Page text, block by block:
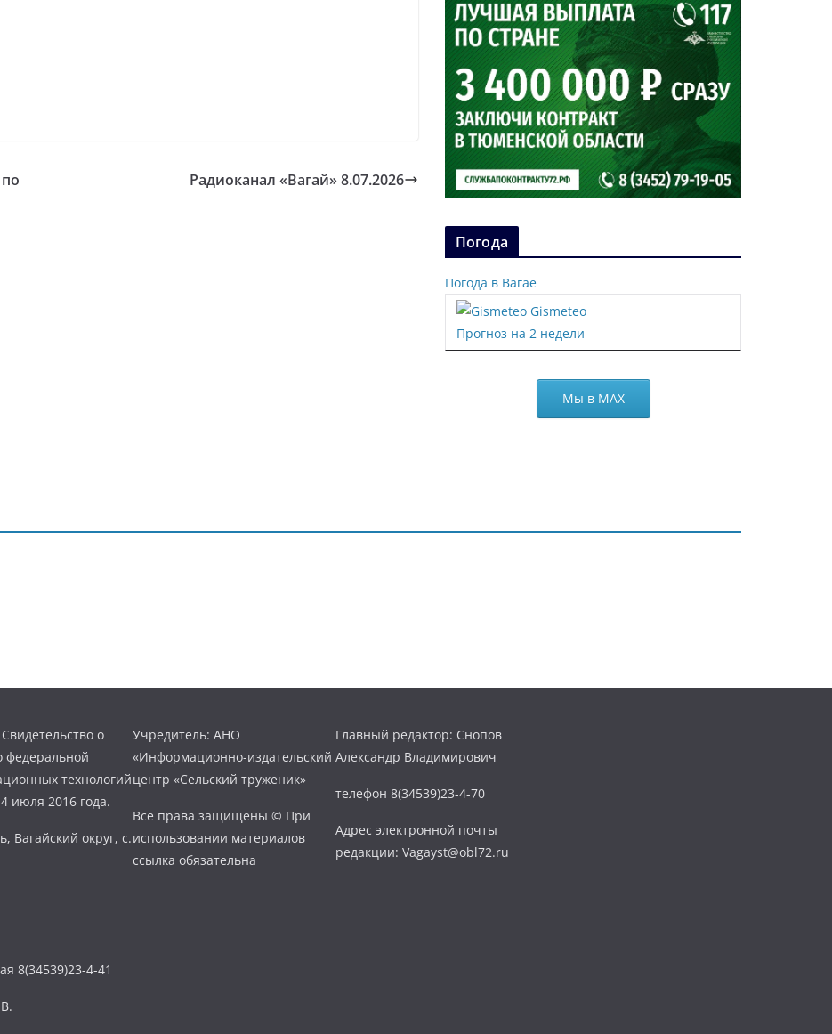
Радиоканал «Вагай» 8.07.2026
Погода
Погода в Вагае
Gismeteo
Прогноз на 2 недели
Мы в МАХ
о
технологий
июля 2016 года.
Вагайский округ, с.
8(34539)23-4-41
Учредитель: АНО
«Информационно-издательский
центр «Сельский труженик»
Все права защищены © При
использовании материалов
ссылка обязательна
Главный редактор: Снопов
Александр Владимирович
телефон 8(34539)23-4-70
Адрес электронной почты
редакции: Vagayst@obl72.ru